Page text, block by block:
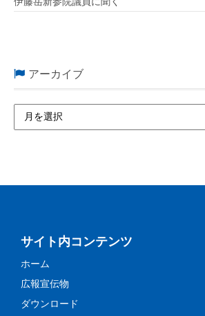
アーカイブ
サイト内コンテンツ
ホーム
広報宣伝物
ダウンロード